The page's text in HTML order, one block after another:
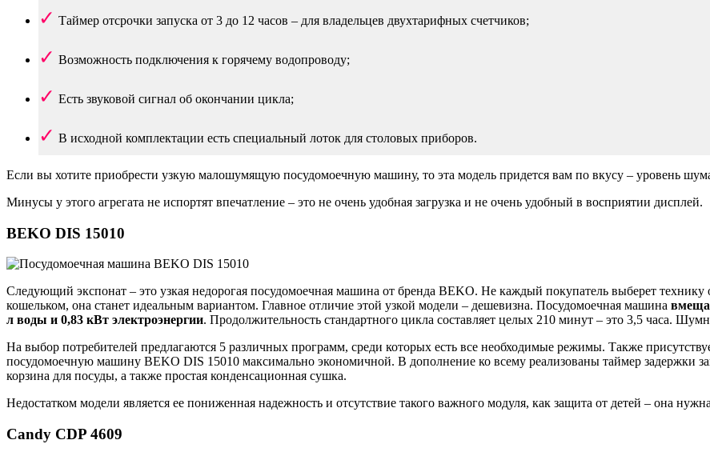
Таймер отсрочки запуска от 3 до 12 часов – для владельцев двухтарифных счетчиков;
Возможность подключения к горячему водопроводу;
Есть звуковой сигнал об окончании цикла;
В исходной комплектации есть специальный лоток для столовых приборов.
Если вы хотите приобрести узкую малошумящую посудомоечную машину, то эта модель придется вам по вкусу – уровень шума
Минусы у этого агрегата не испортят впечатление – это не очень удобная загрузка и не очень удобный в восприятии дисплей.
BEKO DIS 15010
Следующий экспонат – это узкая недорогая посудомоечная машина от бренда BEKO. Не каждый покупатель выберет технику
кошельком, она станет идеальным вариантом. Главное отличие этой узкой модели – дешевизна. Посудомоечная машина
л воды и 0,83 кВт электроэнергии. Продолжительность стандартного цикла составляет целых 210 минут – это 3,5 часа.
На выбор потребителей предлагаются 5 различных программ, среди которых есть все необходимые режимы. Также
посудомоечную машину BEKO DIS 15010 максимально экономичной. В дополнение ко всему реализованы таймер задержки
корзина для посуды, а также простая конденсационная сушка.
Недостатком модели является ее пониженная надежность и отсутствие такого важного модуля, как защита от детей – она
Candy CDP 4609